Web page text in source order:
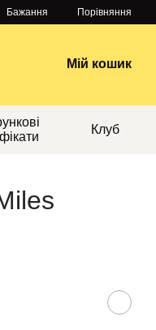
Бажання Порівняння
Мій кошик
Клуб